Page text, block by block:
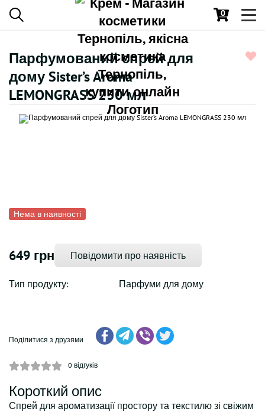
0
Парфумований спрей для
дому Sister’s Aroma
LEMONGRASS 230 мл
Нема в наявності
649 грн Повідомити про наявність
Тип продукту: Парфуми для дому
Поділитися з друзями
0 відгуків
Короткий опис
Спрей для ароматизації простору та текстилю зі свіжим